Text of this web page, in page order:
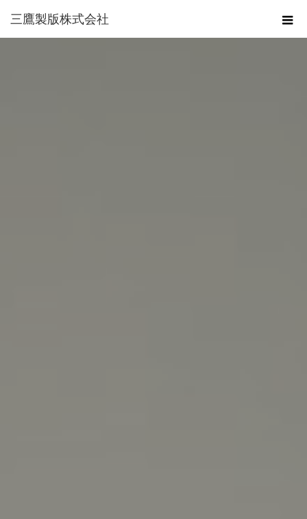
三鷹製版株式会社